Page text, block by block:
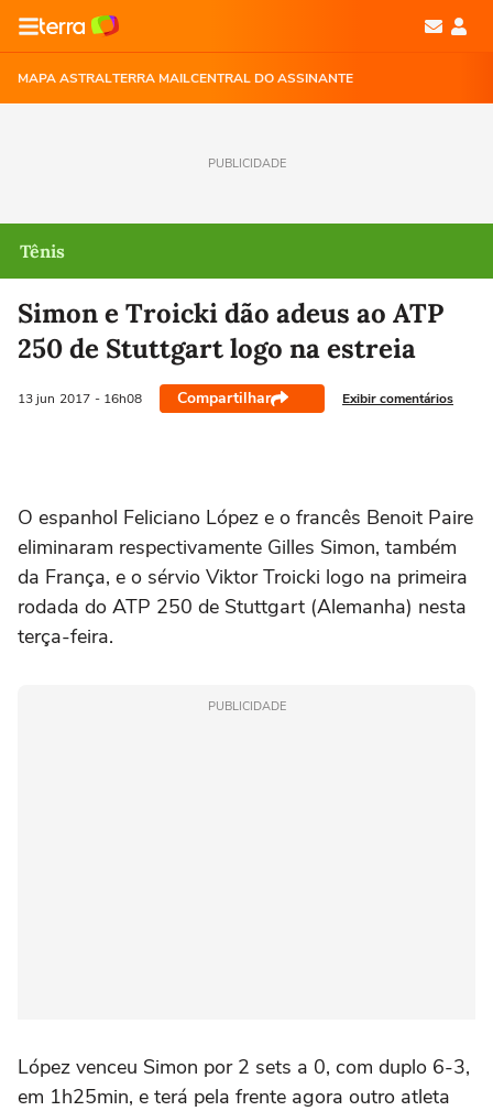
MAPA ASTRALTERRA MAILCENTRAL DO ASSINANTE
PUBLICIDADE
Tênis
Simon e Troicki dão adeus ao ATP
250 de Stuttgart logo na estreia
13 jun 2017 - 16h08 Compartilhar Exibir comentários
O espanhol Feliciano López e o francês Benoit Paire
eliminaram respectivamente Gilles Simon, também
da França, e o sérvio Viktor Troicki logo na primeira
rodada do ATP 250 de Stuttgart (Alemanha) nesta
terça-feira.
PUBLICIDADE
López venceu Simon por 2 sets a 0, com duplo 6-3,
em 1h25min, e terá pela frente agora outro atleta